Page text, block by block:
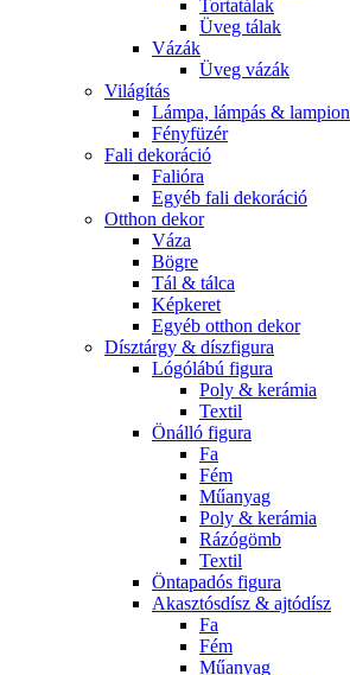
Tortatálak
Üveg tálak
Vázák
Üveg vázák
Világítás
Lámpa, lámpás & lampion
Fényfüzér
Fali dekoráció
Falióra
Egyéb fali dekoráció
Otthon dekor
Váza
Bögre
Tál & tálca
Képkeret
Egyéb otthon dekor
Dísztárgy & díszfigura
Lógólábú figura
Poly & kerámia
Textil
Önálló figura
Fa
Fém
Műanyag
Poly & kerámia
Rázógömb
Textil
Öntapadós figura
Akasztósdísz & ajtódísz
Fa
Fém
Műanyag